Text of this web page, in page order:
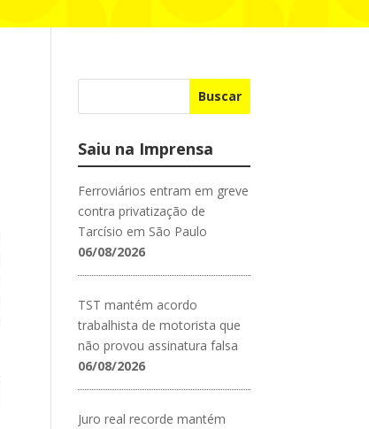
Buscar
Saiu na Imprensa
Ferroviários entram em greve
contra privatização de
Tarcísio em São Paulo
06/08/2026
TST mantém acordo
trabalhista de motorista que
não provou assinatura falsa
06/08/2026
Juro real recorde mantém